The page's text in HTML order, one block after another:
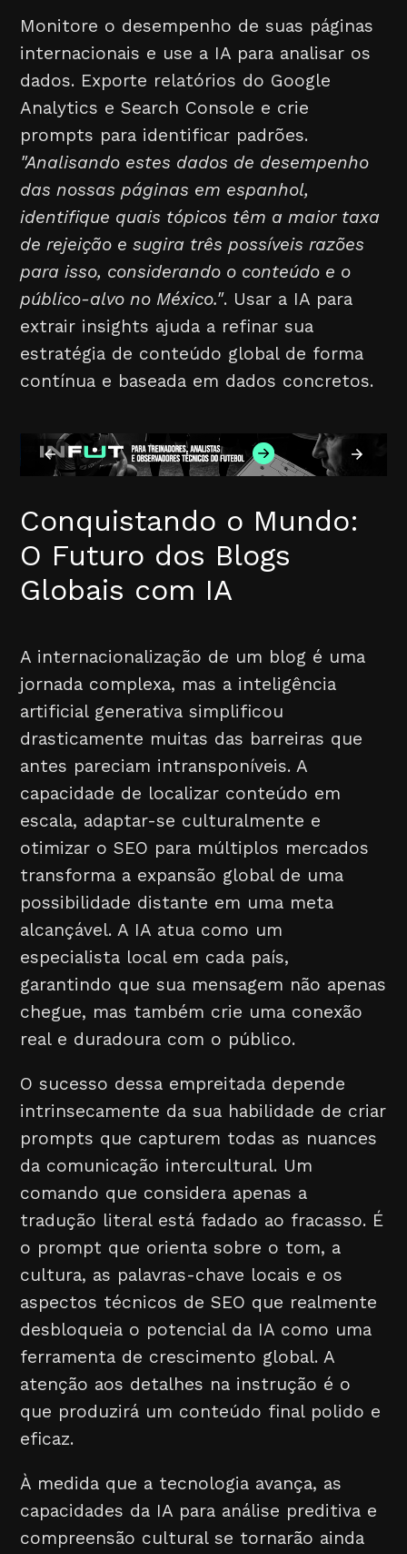
Monitore o desempenho de suas páginas
internacionais e use a IA para analisar os
dados. Exporte relatórios do Google
Analytics e Search Console e crie
prompts para identificar padrões.
"Analisando estes dados de desempenho
das nossas páginas em espanhol,
identifique quais tópicos têm a maior taxa
de rejeição e sugira três possíveis razões
para isso, considerando o conteúdo e o
público-alvo no México.". Usar a IA para
extrair insights ajuda a refinar sua
estratégia de conteúdo global de forma
contínua e baseada em dados concretos.
Conquistando o Mundo:
O Futuro dos Blogs
Globais com IA
A internacionalização de um blog é uma
jornada complexa, mas a inteligência
artificial generativa simplificou
drasticamente muitas das barreiras que
antes pareciam intransponíveis. A
capacidade de localizar conteúdo em
escala, adaptar-se culturalmente e
otimizar o SEO para múltiplos mercados
transforma a expansão global de uma
possibilidade distante em uma meta
alcançável. A IA atua como um
especialista local em cada país,
garantindo que sua mensagem não apenas
chegue, mas também crie uma conexão
real e duradoura com o público.
O sucesso dessa empreitada depende
intrinsecamente da sua habilidade de criar
prompts que capturem todas as nuances
da comunicação intercultural. Um
comando que considera apenas a
tradução literal está fadado ao fracasso. É
o prompt que orienta sobre o tom, a
cultura, as palavras-chave locais e os
aspectos técnicos de SEO que realmente
desbloqueia o potencial da IA como uma
ferramenta de crescimento global. A
atenção aos detalhes na instrução é o
que produzirá um conteúdo final polido e
eficaz.
À medida que a tecnologia avança, as
capacidades da IA para análise preditiva e
compreensão cultural se tornarão ainda